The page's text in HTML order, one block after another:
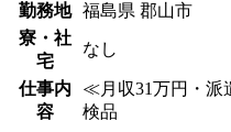
勤務地 福島県 郡山市
寮・社
宅
なし
仕事内
容
≪月収31万円・派
検品